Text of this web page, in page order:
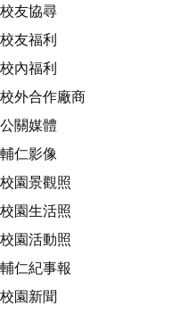
校友協尋
校友福利
校內福利
校外合作廠商
公關媒體
輔仁影像
校園景觀照
校園生活照
校園活動照
輔仁紀事報
校園新聞